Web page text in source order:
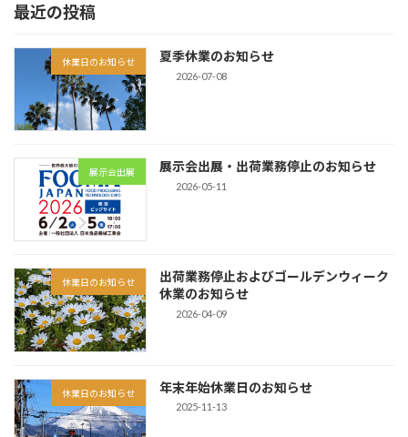
最近の投稿
休業日のお知らせ 夏季休業のお知らせ
2026-07-08
展示会出展 展示会出展・出荷業務停止のお知らせ
2026-05-11
休業日のお知らせ
出荷業務停止およびゴールデンウィーク
休業のお知らせ
2026-04-09
休業日のお知らせ 年末年始休業日のお知らせ
2025-11-13